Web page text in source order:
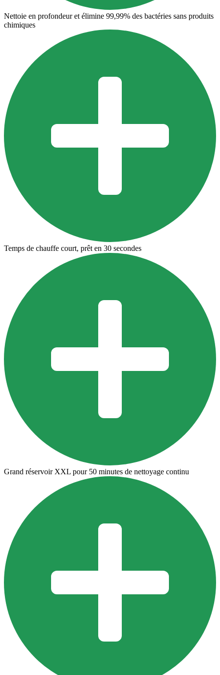
Nettoie en profondeur et élimine 99,99% des bactéries sans produits
chimiques
Temps de chauffe court, prêt en 30 secondes
Grand réservoir XXL pour 50 minutes de nettoyage continu